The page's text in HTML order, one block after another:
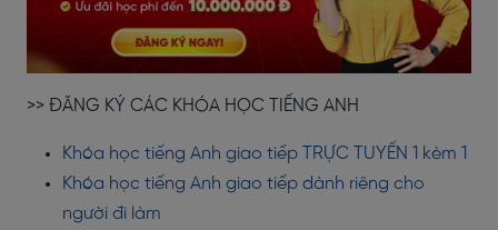
>> ĐĂNG KÝ CÁC KHÓA HỌC TIẾNG ANH
Khóa học tiếng Anh giao tiếp TRỰC TUYẾN 1 kèm 1
Khóa học tiếng Anh giao tiếp dành riêng cho
người đi làm